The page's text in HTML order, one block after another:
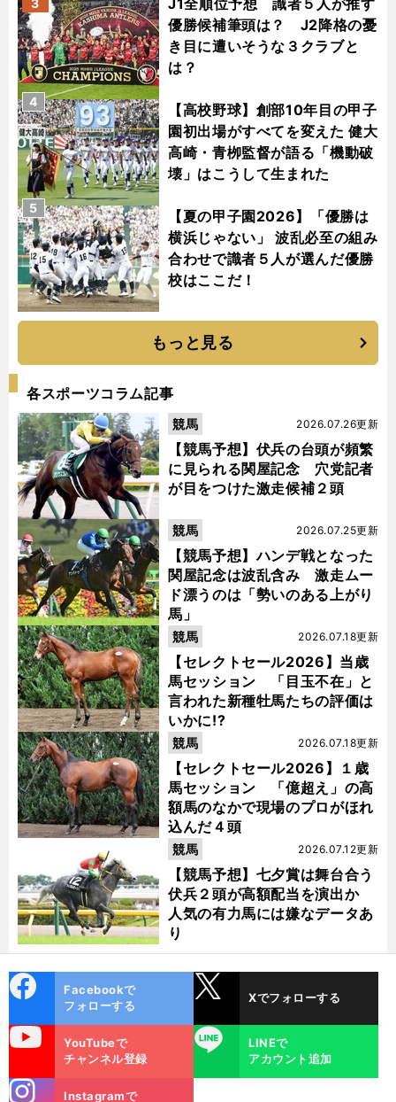
J1全順位予想 識者５人が推す
優勝候補筆頭は？ J2降格の憂
き目に遭いそうな３クラブと
は？
3
【高校野球】創部10年目の甲子
園初出場がすべてを変えた 健大
高崎・青栁監督が語る「機動破
壊」はこうして生まれた
4
【夏の甲子園2026】「優勝は
横浜じゃない」 波乱必至の組み
合わせで識者５人が選んだ優勝
校はここだ！
5
もっと見る
各スポーツコラム記事
【競馬予想】伏兵の台頭が頻繁
に見られる関屋記念 穴党記者
が目をつけた激走候補２頭
2026.07.26更新
競馬
【競馬予想】ハンデ戦となった
関屋記念は波乱含み 激走ムー
ド漂うのは「勢いのある上がり
馬」
2026.07.25更新
競馬
【セレクトセール2026】当歳
馬セッション 「目玉不在」と
言われた新種牡馬たちの評価は
いかに!?
2026.07.18更新
競馬
【セレクトセール2026】１歳
馬セッション 「億超え」の高
額馬のなかで現場のプロがほれ
込んだ４頭
2026.07.18更新
競馬
【競馬予想】七夕賞は舞台合う
伏兵２頭が高額配当を演出か
人気の有力馬には嫌なデータあ
り
2026.07.12更新
競馬
ok
Facebookで
フォローする
Xでフォローする
YouTubeで
チャンネル登録
LINE
LINEで
アカウント追加
Instagramで